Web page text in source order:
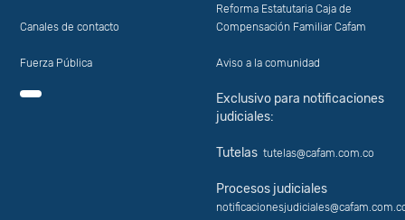
Canales de contacto
Fuerza Pública
Reforma Estatutaria Caja de
Compensación Familiar Cafam
Aviso a la comunidad
Exclusivo para notificaciones
judiciales:
Tutelas tutelas@cafam.com.co
Procesos judiciales